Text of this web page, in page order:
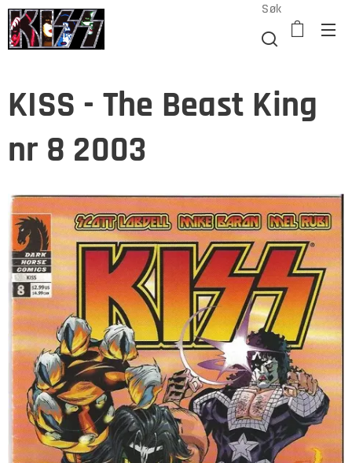
Søk
KISS - The Beast King
nr 8 2003